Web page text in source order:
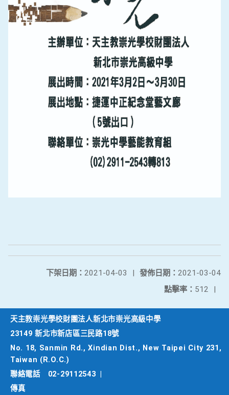
發佈日期： 2021-03-04
下架日期： 2021-04-03
|
點擊率： 512 |
天主教崇光學校財團法人新北市崇光高級中學
23149 新北市新店區三民路18號
No. 18, Sanmin Rd., Xindian Dist., New Taipei City 231,
Taiwan (R.O.C.)
聯絡電話
02-29112543
傳真